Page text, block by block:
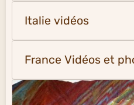
Italie vidéos
France Vidéos et